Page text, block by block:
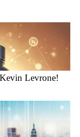
Levrone!